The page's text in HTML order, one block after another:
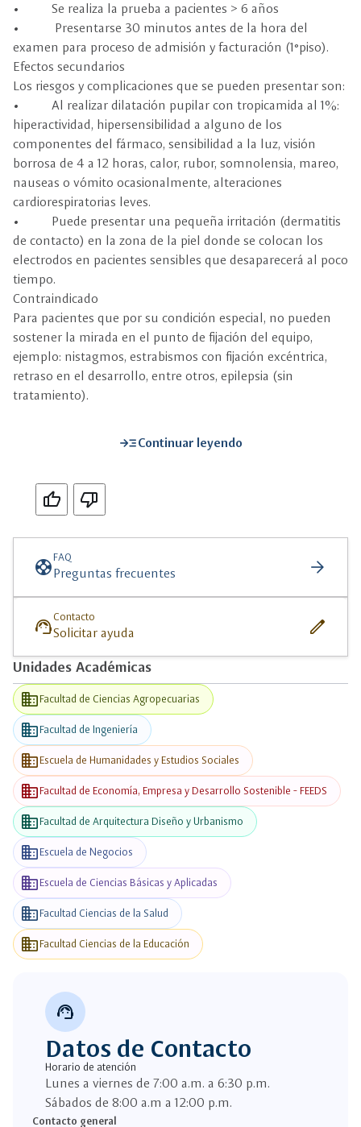
• Se realiza la prueba a pacientes > 6 años
• Presentarse 30 minutos antes de la hora del
examen para proceso de admisión y facturación (1°piso).
Efectos secundarios
Los riesgos y complicaciones que se pueden presentar son:
• Al realizar dilatación pupilar con tropicamida al 1%:
hiperactividad, hipersensibilidad a alguno de los
componentes del fármaco, sensibilidad a la luz, visión
borrosa de 4 a 12 horas, calor, rubor, somnolensia, mareo,
nauseas o vómito ocasionalmente, alteraciones
cardiorespiratorias leves.
• Puede presentar una pequeña irritación (dermatitis
de contacto) en la zona de la piel donde se colocan los
electrodos en pacientes sensibles que desaparecerá al poco
tiempo.
Contraindicado
Para pacientes que por su condición especial, no pueden
sostener la mirada en el punto de fijación del equipo,
ejemplo: nistagmos, estrabismos con fijación excéntrica,
retraso en el desarrollo, entre otros, epilepsia (sin
tratamiento).
read_moreContinuar leyendo
Si No
supportFAQ
Preguntas frecuentes arrow_forward
support_agent Contacto
Solicitar ayuda edit
Unidades Académicas
businessFacultad de Ciencias Agropecuarias
businessFacultad de Ingeniería
businessEscuela de Humanidades y Estudios Sociales
businessFacultad de Economía, Empresa y Desarrollo Sostenible - FEEDS
businessFacultad de Arquitectura Diseño y Urbanismo
businessEscuela de Negocios
businessEscuela de Ciencias Básicas y Aplicadas
businessFacultad Ciencias de la Salud
businessFacultad Ciencias de la Educación
support_agent
Datos de Contacto
Horario de atención
Lunes a viernes de 7:00 a.m. a 6:30 p.m.
Sábados de 8:00 a.m a 12:00 p.m.
Contacto general